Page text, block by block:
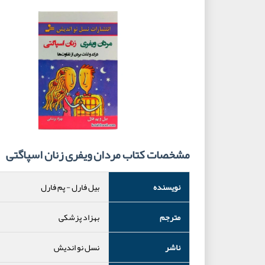
مشخصات کتاب مردان ویفری زنان اسپاگتی
نویسنده بیل فارل-پم فارل
مترجم
بهزاد پزشکی
ناشر
نسل نو اندیش